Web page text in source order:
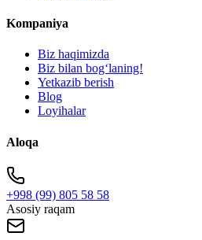
Kompaniya
Biz haqimizda
Biz bilan bogʻlaning!
Yetkazib berish
Blog
Loyihalar
Aloqa
+998 (99) 805 58 58
Asosiy raqam